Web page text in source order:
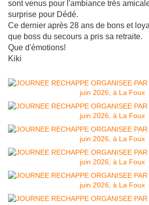
sont venus pour l'ambiance très
surprise pour Dédé.
Ce dernier après 28 ans de bons et
que boss du secours a pris sa retraite.
Que d'émotions!
Kiki